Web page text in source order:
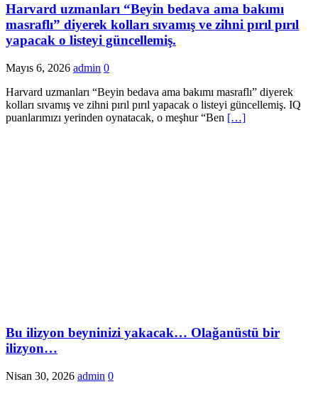
Harvard uzmanları “Beyin bedava ama bakımı
masraflı” diyerek kolları sıvamış ve zihni pırıl pırıl
yapacak o listeyi güncellemiş.
Mayıs 6, 2026 admin 0
Harvard uzmanları “Beyin bedava ama bakımı masraflı” diyerek
kolları sıvamış ve zihni pırıl pırıl yapacak o listeyi güncellemiş. IQ
puanlarımızı yerinden oynatacak, o meşhur “Ben […]
Bu ilizyon beyninizi yakacak… Olağanüstü bir
ilizyon…
Nisan 30, 2026 admin 0